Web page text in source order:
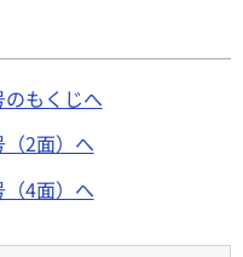
もくじへ
2面）へ
4面）へ